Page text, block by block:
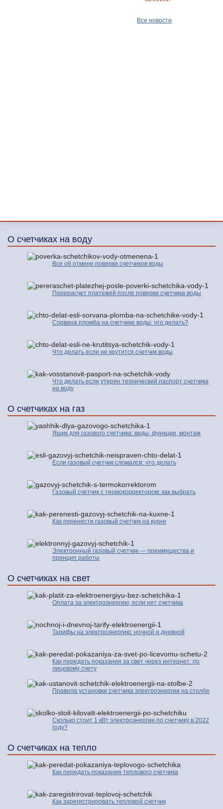
Все новости
О счетчиках на воду
Все об отмене поверки счетчиков воды
Перерасчет платежей после поверки счетчика воды
Сорвана пломба на счетчике воды: что делать?
Что делать если не крутится счетчик воды
Что делать если утерян технический паспорт счетчика
на воду
О счетчиках на газ
Ящик для газового счетчика: виды, функции, монтаж
Если газовый счетчик сломался: что делать
Газовый счетчик с термокорректором: как выбрать
Как перенести газовый счетчик на кухне
Электронный газовый счетчик — преимущества и
принцип работы
О счетчиках на свет
Оплата за электроэнергию, если нет счетчика
Тарифы на электроэнергию: ночной и дневной
Как передать показания за свет через интернет: по
лицевому счету
Правила установки счетчика электроэнергии на столбе
Сколько стоит 1 кВт электроэнергии по счетчику в 2022
году?
О счетчиках на тепло
Как передать показания теплового счетчика
Как зарегистрировать тепловой счетчик